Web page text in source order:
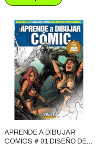
APRENDE A DIBUJAR
COMICS # 01 DISEÑO DE